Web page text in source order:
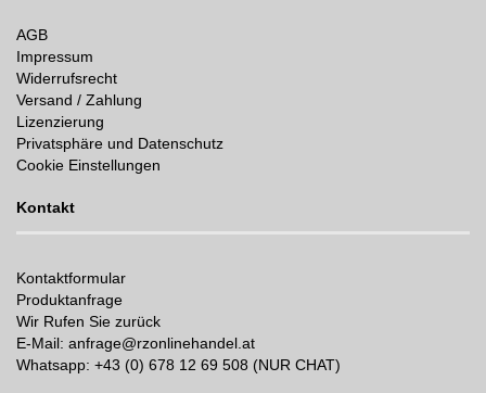
AGB
Impressum
Widerrufsrecht
Versand / Zahlung
Lizenzierung
Privatsphäre und Datenschutz
Cookie Einstellungen
Kontakt
Kontaktformular
Produktanfrage
Wir Rufen Sie zurück
E-Mail: anfrage@rzonlinehandel.at
Whatsapp: +43 (0) 678 12 69 508 (NUR CHAT)